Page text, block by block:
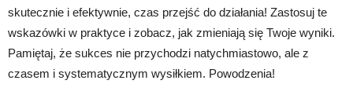
skutecznie i efektywnie, czas przejść do działania! Zastosuj te
wskazówki w praktyce i zobacz, jak zmieniają się Twoje wyniki.
Pamiętaj, że sukces nie przychodzi natychmiastowo, ale z
czasem i systematycznym wysiłkiem. Powodzenia!